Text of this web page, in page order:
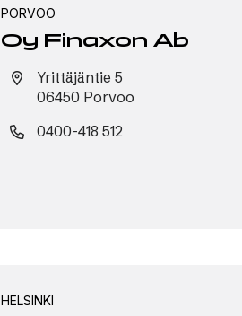
PORVOO
Oy Finaxon Ab
Yrittäjäntie 5
06450 Porvoo
0400-418 512
HELSINKI